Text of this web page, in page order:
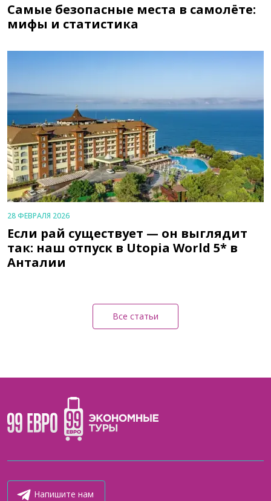
Самые безопасные места в самолёте:
мифы и статистика
28 ФЕВРАЛЯ 2026
Если рай существует — он выглядит
так: наш отпуск в Utopia World 5* в
Анталии
Все статьи
Напишите нам